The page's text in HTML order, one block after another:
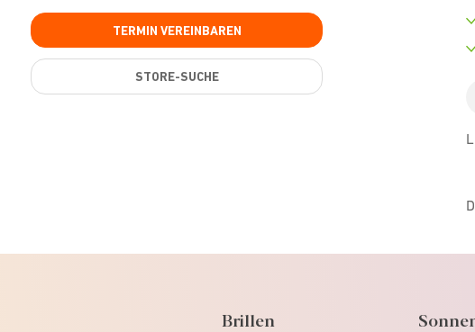
TERMIN VEREINBAREN
STORE-SUCHE
Brillen